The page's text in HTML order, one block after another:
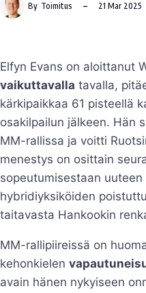
By Toimitus 21 Mar 2025
Elfyn Evans on aloittanut
vaikuttavalla tavalla,
kärkipaikkaa 61 pisteellä
osakilpailun jälkeen. Hän
MM-rallissa ja voitti
menestys on osittain
sopeutumisestaan
hybridiyksiköiden
taitavasta Hankookin
MM-rallipiireissä on
kehonkielen
avain hänen nykyiseen